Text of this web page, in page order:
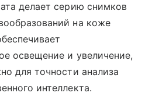
делает серию снимков
на коже
освещение и увеличение,
для точности анализа
интеллекта.